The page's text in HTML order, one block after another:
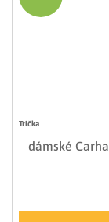
Trička
dámské